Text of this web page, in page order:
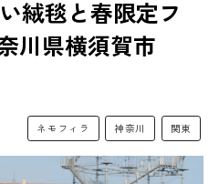
絨毯と春限定フ
川県横須賀市
ネモフィラ 神奈川 関東